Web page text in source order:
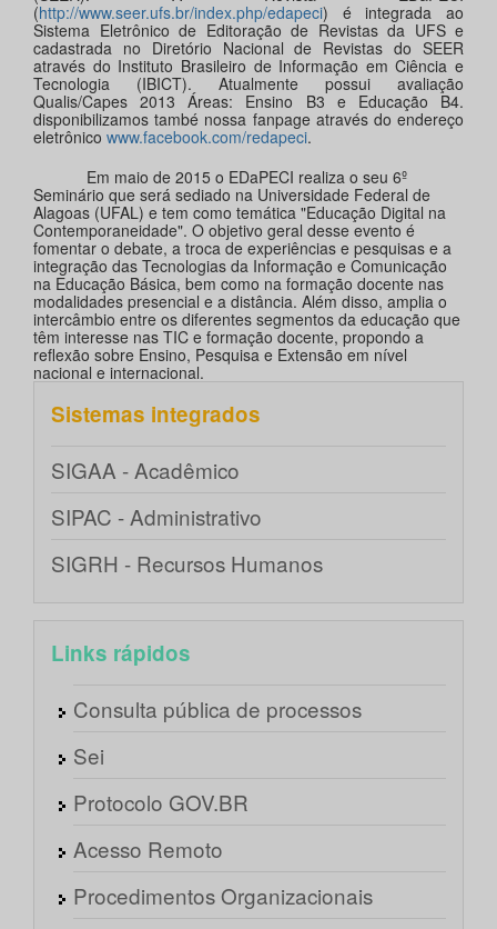
(http://www.seer.ufs.br/index.php/edapeci) é integrada ao
Sistema Eletrônico de Editoração de Revistas da UFS e
cadastrada no Diretório Nacional de Revistas do SEER
através do Instituto Brasileiro de Informação em Ciência e
Tecnologia (IBICT). Atualmente possui avaliação
Qualis/Capes 2013 Áreas: Ensino B3 e Educação B4.
disponibilizamos també nossa fanpage através do endereço
eletrônico www.facebook.com/redapeci.
Em maio de 2015 o EDaPECI realiza o seu 6º
Seminário que será sediado na Universidade Federal de
Alagoas (UFAL) e tem como temática "Educação Digital na
Contemporaneidade". O objetivo geral desse evento é
fomentar o debate, a troca de experiências e pesquisas e a
integração das Tecnologias da Informação e Comunicação
na Educação Básica, bem como na formação docente nas
modalidades presencial e a distância. Além disso, amplia o
intercâmbio entre os diferentes segmentos da educação que
têm interesse nas TIC e formação docente, propondo a
reflexão sobre Ensino, Pesquisa e Extensão em nível
nacional e internacional.
Sistemas integrados
SIGAA - Acadêmico
SIPAC - Administrativo
SIGRH - Recursos Humanos
Links rápidos
Consulta pública de processos
Sei
Protocolo GOV.BR
Acesso Remoto
Procedimentos Organizacionais